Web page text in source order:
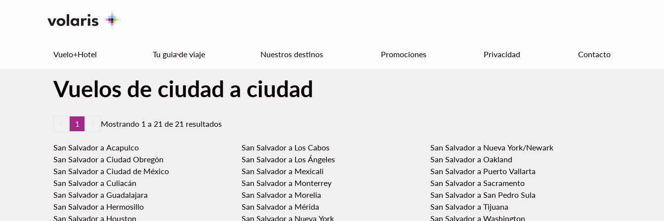
Vuelo+Hotel Tu guia de viaje
keyboard_arrow_down Nuestros destinos Promociones Privacidad Contacto
Vuelos de ciudad a ciudad
1 Mostrando 1 a 21 de 21 resultados
San Salvador a Acapulco
San Salvador a Ciudad Obregón
San Salvador a Ciudad de México
San Salvador a Culiacán
San Salvador a Guadalajara
San Salvador a Hermosillo
San Salvador a Houston
San Salvador a Los Cabos
San Salvador a Los Ángeles
San Salvador a Mexicali
San Salvador a Monterrey
San Salvador a Morelia
San Salvador a Mérida
San Salvador a Nueva York
San Salvador a Nueva York/Newark
San Salvador a Oakland
San Salvador a Puerto Vallarta
San Salvador a Sacramento
San Salvador a San Pedro Sula
San Salvador a Tijuana
San Salvador a Washington